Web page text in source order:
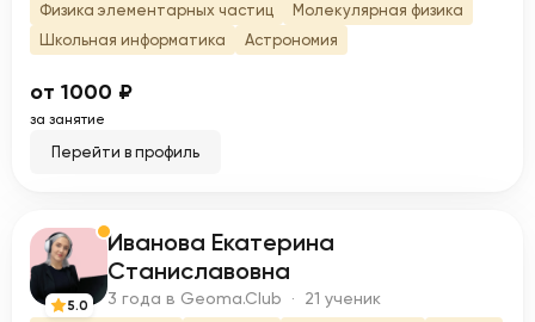
Физика элементарных частиц
Молекулярная физика
Школьная информатика
Астрономия
от 1000 ₽
за занятие
Перейти в профиль
И
5.0
Иванова Екатерина
Станиславовна
3 года в Geoma.Club · 21 ученик